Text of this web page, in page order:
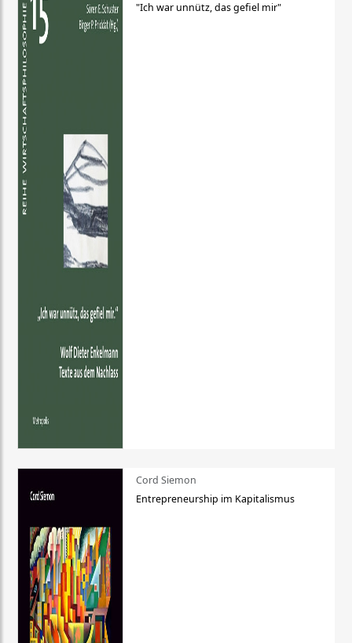
"Ich war unnütz, das gefiel mir"
Cord Siemon
Entrepreneurship im Kapitalismus